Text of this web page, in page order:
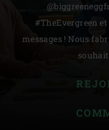
#TheEvergreen
messages ! Nous